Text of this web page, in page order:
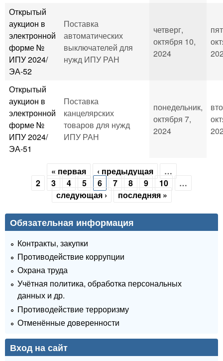
Открытый
аукцион в
электронной
форме №
ИПУ 2024/
ЭА-52
Поставка
автоматических
выключателей для
нужд ИПУ РАН
четверг,
октября 10,
2024
Открытый
аукцион в
электронной
форме №
ИПУ 2024/
ЭА-51
Поставка
канцелярских
товаров для нужд
ИПУ РАН
понедельник,
октября 7,
2024
Страницы
« первая ‹ предыдущая
…
2
3 4 5 6 7 8 9 10
…
следующая ›
последняя »
Обязательная информация
Контракты, закупки
Противодействие коррупции
Охрана труда
Учётная политика, обработка персональных
данных и др.
Противодействие терроризму
Отменённые доверенности
Вход на сайт